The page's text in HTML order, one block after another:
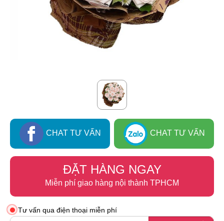
CHAT TƯ VẤN CHAT TƯ VẤN
ĐẶT HÀNG NGAY
Miễn phí giao hàng nội thành TPHCM
Tư vấn qua điện thoại miễn phí